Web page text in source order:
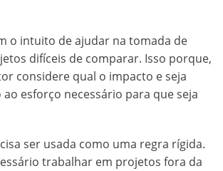
o intuito de ajudar na tomada de
difíceis de comparar. Isso porque,
considere qual o impacto e seja
esforço necessário para que seja
ser usada como uma regra rígida.
trabalhar em projetos fora da